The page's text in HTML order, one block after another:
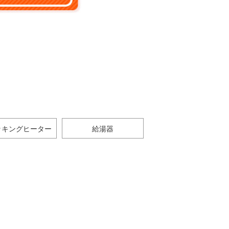
ングヒーター 給湯器